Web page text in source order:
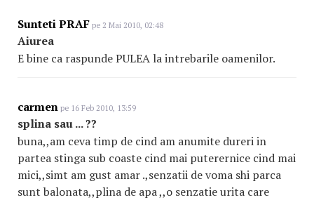
Sunteti PRAF pe 2 Mai 2010, 02:48
Aiurea
E bine ca raspunde PULEA la intrebarile oamenilor.
carmen pe 16 Feb 2010, 13:59
splina sau ... ??
buna,,am ceva timp de cind am anumite dureri in
partea stinga sub coaste cind mai puterernice cind mai
mici,,simt am gust amar .,senzatii de voma shi parca
sunt balonata,,plina de apa ,,o senzatie urita care